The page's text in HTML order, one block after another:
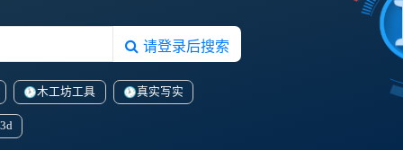
请登录后搜索
木工坊工具 真实写实
3d